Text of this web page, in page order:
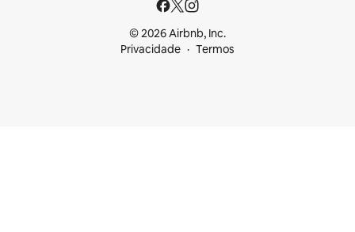
© 2026 Airbnb, Inc.
Privacidade
Termos